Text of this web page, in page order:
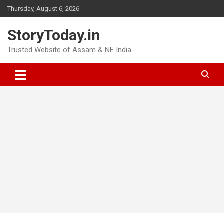
Skip
to
Thursday, August 6, 2026
StoryToday.in
Trusted Website of Assam & NE India